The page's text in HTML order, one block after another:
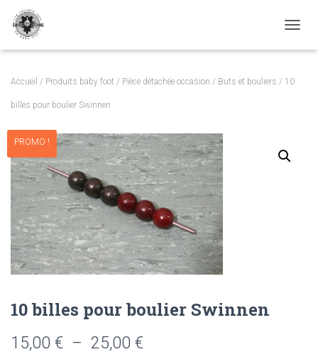
Accueil / Produits baby foot / Pièce détachée occasion / Buts et bouliers / 10
billes pour boulier Swinnen
PROMO !
10 billes pour boulier Swinnen
15,00 € – 25,00 €Plage